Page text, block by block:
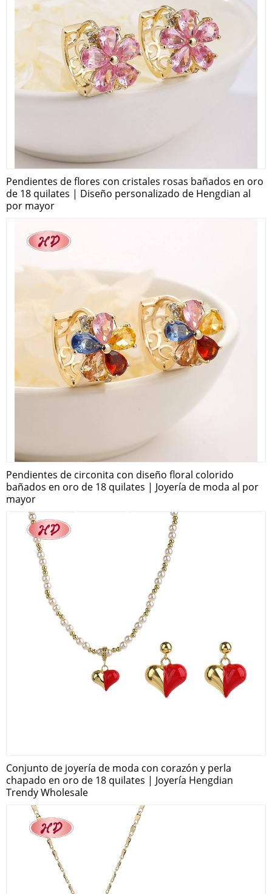
Pendientes de flores con cristales rosas bañados en oro
de 18 quilates | Diseño personalizado de Hengdian al
por mayor
Pendientes de circonita con diseño floral colorido
bañados en oro de 18 quilates | Joyería de moda al por
mayor
Conjunto de joyería de moda con corazón y perla
chapado en oro de 18 quilates | Joyería Hengdian
Trendy Wholesale